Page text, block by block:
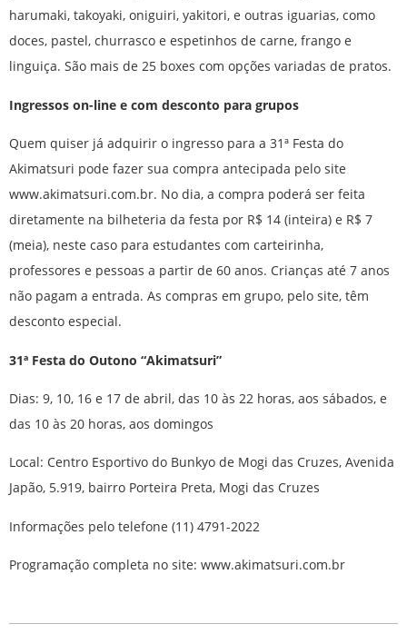
harumaki, takoyaki, oniguiri, yakitori, e outras iguarias, como
doces, pastel, churrasco e espetinhos de carne, frango e
linguiça. São mais de 25 boxes com opções variadas de pratos.
Ingressos on-line e com desconto para grupos
Quem quiser já adquirir o ingresso para a 31ª Festa do
Akimatsuri pode fazer sua compra antecipada pelo site
www.akimatsuri.com.br. No dia, a compra poderá ser feita
diretamente na bilheteria da festa por R$ 14 (inteira) e R$ 7
(meia), neste caso para estudantes com carteirinha,
professores e pessoas a partir de 60 anos. Crianças até 7 anos
não pagam a entrada. As compras em grupo, pelo site, têm
desconto especial.
31ª Festa do Outono “Akimatsuri”
Dias: 9, 10, 16 e 17 de abril, das 10 às 22 horas, aos sábados, e
das 10 às 20 horas, aos domingos
Local: Centro Esportivo do Bunkyo de Mogi das Cruzes, Avenida
Japão, 5.919, bairro Porteira Preta, Mogi das Cruzes
Informações pelo telefone (11) 4791-2022
Programação completa no site: www.akimatsuri.com.br